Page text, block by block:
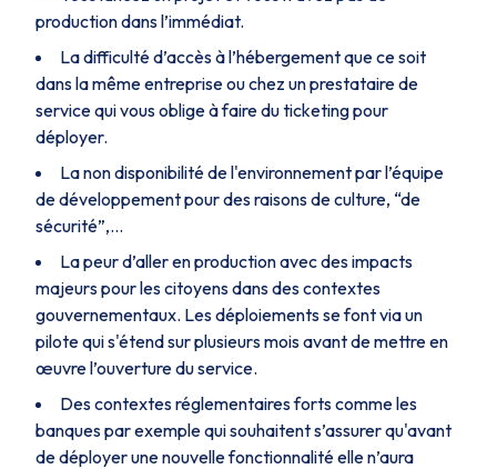
production dans l’immédiat.
La difficulté d’accès à l’hébergement que ce soit
dans la même entreprise ou chez un prestataire de
service qui vous oblige à faire du ticketing pour
déployer.
La non disponibilité de l'environnement par l’équipe
de développement pour des raisons de culture, “de
sécurité”,...
La peur d’aller en production avec des impacts
majeurs pour les citoyens dans des contextes
gouvernementaux. Les déploiements se font via un
pilote qui s'étend sur plusieurs mois avant de mettre en
œuvre l’ouverture du service.
Des contextes réglementaires forts comme les
banques par exemple qui souhaitent s’assurer qu'avant
de déployer une nouvelle fonctionnalité elle n’aura